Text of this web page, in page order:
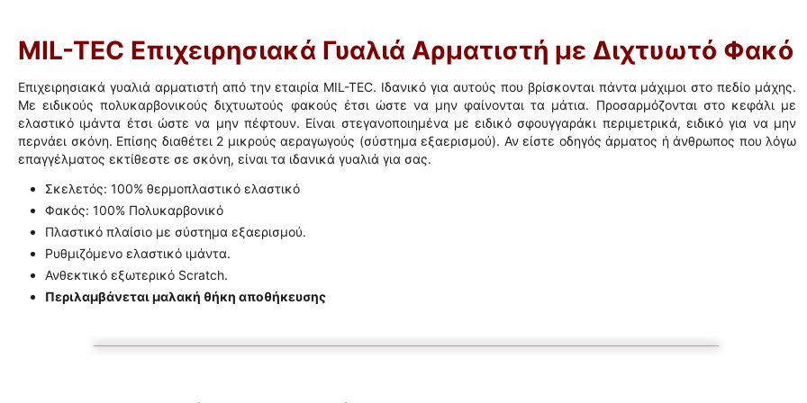
MIL-TEC Επιχειρησιακά Γυαλιά Αρματιστή με Διχτυωτό Φακό
Επιχειρησιακά γυαλιά αρματιστή από την εταιρία MIL-TEC. Ιδανικό για αυτούς που βρίσκονται πάντα μάχιμοι στο πεδίο μάχης.
Με ειδικούς πολυκαρβονικούς διχτυωτούς φακούς έτσι ώστε να μην φαίνονται τα μάτια. Προσαρμόζονται στο κεφάλι με
ελαστικό ιμάντα έτσι ώστε να μην πέφτουν. Είναι στεγανοποιημένα με ειδικό σφουγγαράκι περιμετρικά, ειδικό για να μην
περνάει σκόνη. Επίσης διαθέτει 2 μικρούς αεραγωγούς (σύστημα εξαερισμού). Αν είστε οδηγός άρματος ή άνθρωπος που λόγω
επαγγέλματος εκτίθεστε σε σκόνη, είναι τα ιδανικά γυαλιά για σας.
Σκελετός: 100% θερμοπλαστικό ελαστικό
Φακός: 100% Πολυκαρβονικό
Πλαστικό πλαίσιο με σύστημα εξαερισμού.
Ρυθμιζόμενο ελαστικό ιμάντα.
Ανθεκτικό εξωτερικό Scratch.
Περιλαμβάνεται μαλακή θήκη αποθήκευσης